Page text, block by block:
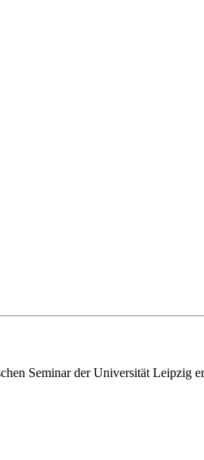
Seminar der Universität Leipzig